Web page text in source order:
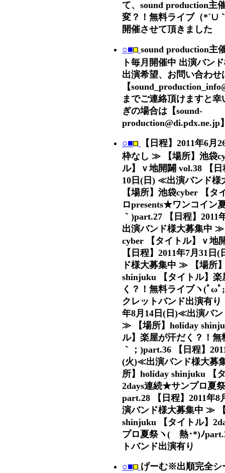
て、sound production主
変？！無料ライブ（*´∪
開催させて頂きました
○■ sound production主
ト毎月開催中 出演バン
出演希望、お問い合わせ
【
までご連絡頂けますと
ぎの場合は【sound-
production@di.pdx.ne.jp
○■ 【日程】2011年6
枠なし ≫ 【場所】池袋
ル】ｖ地開闢 vol.38 【日
10日(日) ≪出演バンド
【場所】池袋cyber 【タ
ロpresents★ワンコイン
｀)part.27 【日程】
出演バンド様大募集中
cyber 【タイトル】ｖ地
【日程】2011年7月31日
ド様大募集中 ≫ 【場所
shinjuku 【タイトル】楽
く？！無料ライブヽ(ﾟω
クレットバンド出演有り
年8月14日(日)≪出演バン
≫ 【場所】holiday
ル】楽屋が汗だく？！無
｀；)part.36 【日程】
(火)≪出演バンド様大募
所】holiday shinjuku 【
2days連続★サンプロ夏
part.28 【日程】2011年
演バンド様大募集中 ≫
shinjuku 【タイトル】
プロ夏祭ヽ(ゝ熱･*)ﾉ
トバンド出演有り
○■ げーむ※出順完全シ